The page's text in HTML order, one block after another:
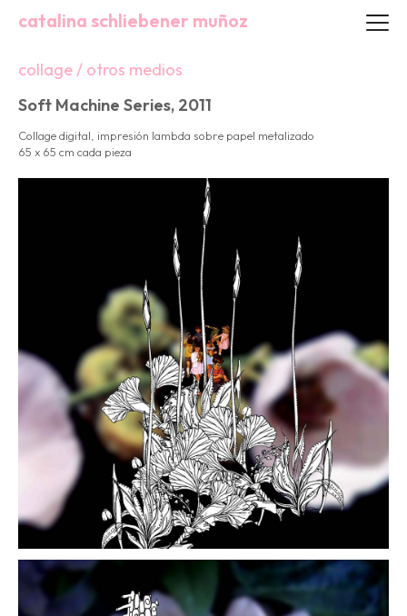
catalina schliebener muñoz
collage / otros medios
Soft Machine Series, 2011
Collage digital, impresión lambda sobre papel metalizado
65 x 65 cm cada pieza